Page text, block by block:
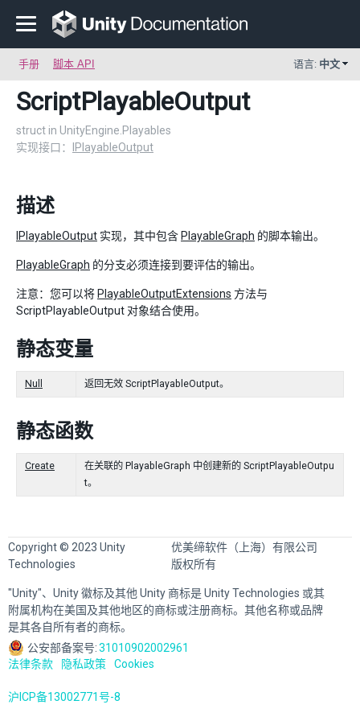
手册 脚本 API 语言: 中文
ScriptPlayableOutput
struct in UnityEngine.Playables
实现接口：
IPlayableOutput
描述
IPlayableOutput 实现，其中包含 PlayableGraph 的脚本输出。
PlayableGraph 的分支必须连接到要评估的输出。
注意：您可以将 PlayableOutputExtensions 方法与
ScriptPlayableOutput 对象结合使用。
静态变量
Null 返回无效 ScriptPlayableOutput。
静态函数
Create
在关联的 PlayableGraph 中创建新的 ScriptPlayableOutpu
t。
Copyright © 2023 Unity
Technologies
优美缔软件（上海）有限公司
版权所有
"Unity"、Unity 徽标及其他 Unity 商标是 Unity Technologies 或其
附属机构在美国及其他地区的商标或注册商标。其他名称或品牌
是其各自所有者的商标。
公安部备案号:31010902002961
法律条款
隐私政策 Cookies
沪ICP备13002771号-8